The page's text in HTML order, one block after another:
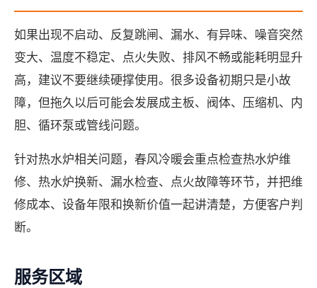
如果出现不启动、反复跳闸、漏水、有异味、噪音突然
变大、温度不稳定、点火失败、排风不畅或能耗明显升
高，建议不要继续硬撑使用。很多设备初期只是小故
障，但拖久以后可能会发展成主板、阀体、压缩机、内
胆、循环泵或管线问题。
针对热水炉相关问题，春风冷暖会重点检查热水炉维
修、热水炉换新、漏水检查、点火故障等环节，并把维
修成本、设备年限和换新价值一起讲清楚，方便客户判
断。
服务区域